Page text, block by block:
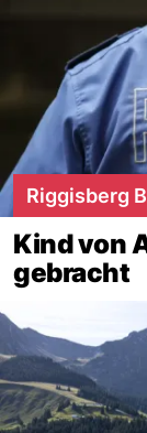
Riggisberg
Kind von
gebracht